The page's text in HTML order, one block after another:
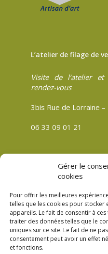
Gérer le
cookies
Pour offrir les meilleures
telles que les cookies pour
appareils. Le fait de consentir à
traiter des données telles que le
uniques sur ce site. Le fait de ne
consentement peut avoir un effet
et fonctions.
L’atelier de filage de
Visite de l’atelier
rendez-vous
3bis Rue de Lorraine
06 33 09 01 21
Mentions légales
Plan du site
Politique de cookies